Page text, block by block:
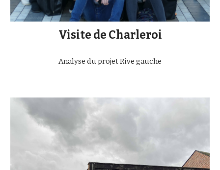
Visite de Charleroi
Analyse du projet Rive gauche